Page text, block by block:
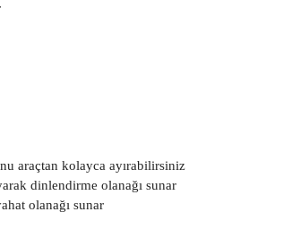
araçtan kolayca ayırabilirsiniz
dinlendirme olanağı sunar
olanağı sunar